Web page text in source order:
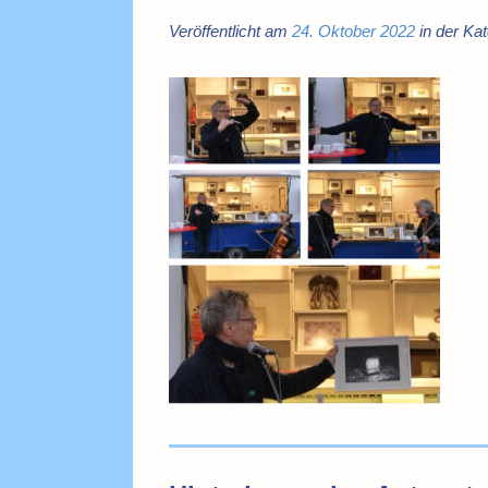
Veröffentlicht am 24. Oktober 2022 in der